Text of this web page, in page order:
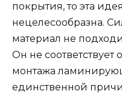
покрытия, то эта
нецелесообразна.
материал не
Он не
монтажа
единственной